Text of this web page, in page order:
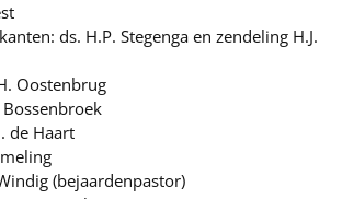
ds. H.P. Stegenga en zendeling H.J.
Oostenbrug
de Haart
(bejaardenpastor)